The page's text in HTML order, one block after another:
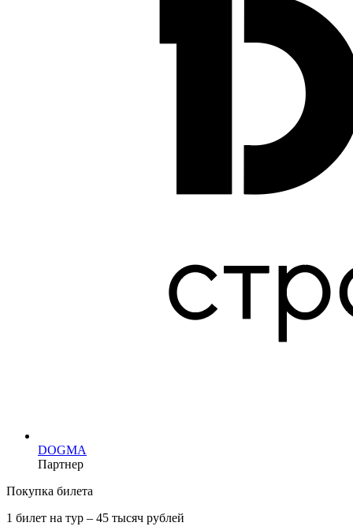
DOGMA
Партнер
Покупка билета
1 билет на тур – 45 тысяч рублей